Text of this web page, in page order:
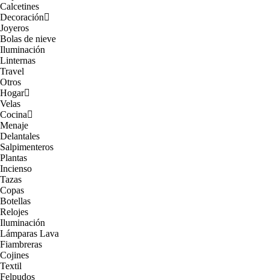
Calcetines
Decoración
Joyeros
Bolas de nieve
Iluminación
Linternas
Travel
Otros
Hogar
Velas
Cocina
Menaje
Delantales
Salpimenteros
Plantas
Incienso
Tazas
Copas
Botellas
Relojes
Iluminación
Lámparas Lava
Fiambreras
Cojines
Textil
Felpudos